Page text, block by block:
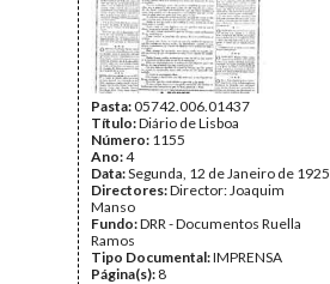
Pasta:05742.006.01437
Título:Diário de Lisboa
Número: 1155
Ano:4
Data:Segunda, 12 de Janeiro de 1925
Directores:Director: Joaquim
Manso
Fundo:DRR - Documentos Ruella
Ramos
Tipo Documental:IMPRENSA
Página(s): 8